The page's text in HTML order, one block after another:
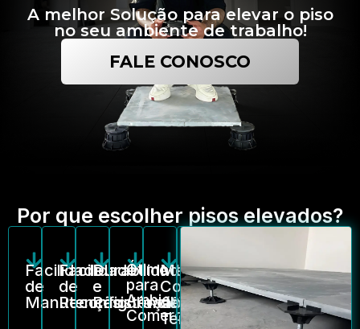
A melhor Solução para elevar o piso
no seu ambiente de trabalho!
FALE CONOSCO
Por que escolher pisos elevados?
Facilidade
de
Manutenção
Facilidade
de
Reconfiguração
Durabilidade
e
Resistência
Ótimo
para
Ambientes
Comerciais
Melhor
Controle
de
Temperatura
Versatilidade
no
Design